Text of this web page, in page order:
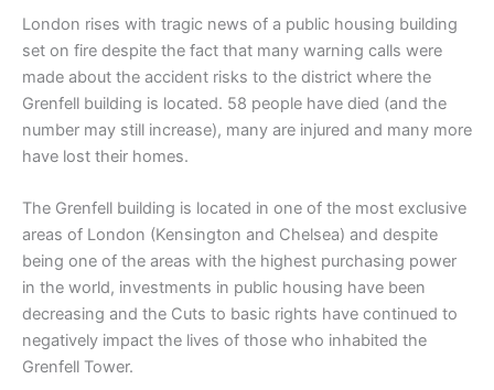
London rises with tragic news of a public housing building
set on fire despite the fact that many warning calls were
made about the accident risks to the district where the
Grenfell building is located. 58 people have died (and the
number may still increase), many are injured and many more
have lost their homes.
The Grenfell building is located in one of the most exclusive
areas of London (Kensington and Chelsea) and despite
being one of the areas with the highest purchasing power
in the world, investments in public housing have been
decreasing and the Cuts to basic rights have continued to
negatively impact the lives of those who inhabited the
Grenfell Tower.